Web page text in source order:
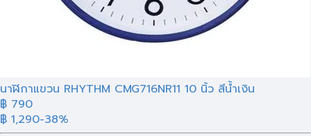
นาฬิกาแขวน RHYTHM CMG716NR11 10 นิ้ว สีน้ำเงิน
฿ 790
฿ 1,290-38%